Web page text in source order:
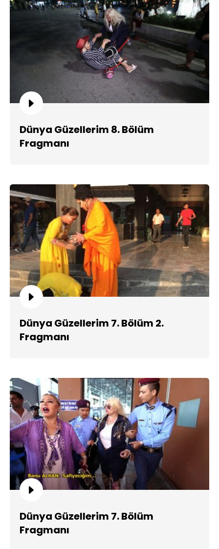
Dünya Güzellerim 8. Bölüm
Fragmanı
Dünya Güzellerim 7. Bölüm 2.
Fragmanı
Dünya Güzellerim 7. Bölüm
Fragmanı